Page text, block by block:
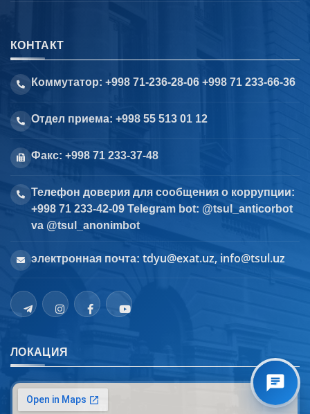
КОНТАКТ
Коммутатор: +998 71-236-28-06 +998 71 233-66-36
Отдел приема: +998 55 513 01 12
Факс: +998 71 233-37-48
Телефон доверия для сообщения о коррупции:
+998 71 233-42-09 Telegram bot: @tsul_anticorbot
va @tsul_anonimbot
электронная почта: tdyu@exat.uz, info@tsul.uz
ЛОКАЦИЯ